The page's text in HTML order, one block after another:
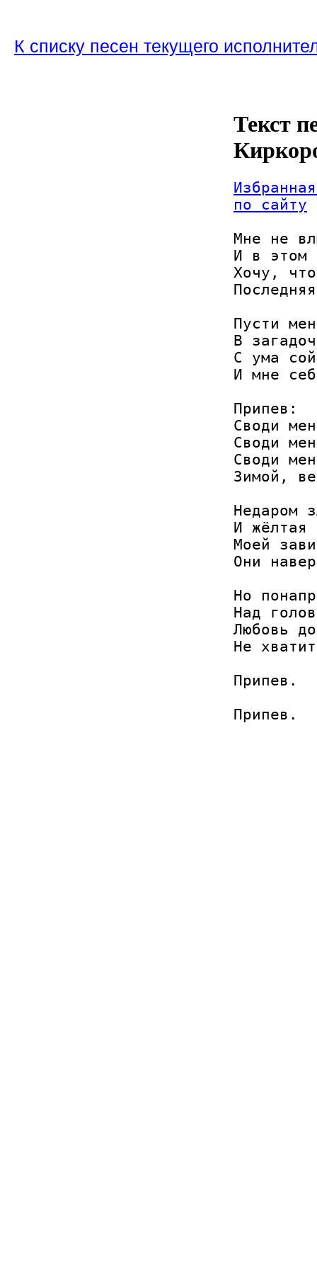
К списку песен текущего
Текст
по сайту
Мне не
И в этом
Хочу,
Пусти
В
С ума
И мне
Припев:
Своди
Своди
Своди
Зимой,
Недаром
И жёлтая
Моей
Они
Но
Над
Любовь
Не
Припев.